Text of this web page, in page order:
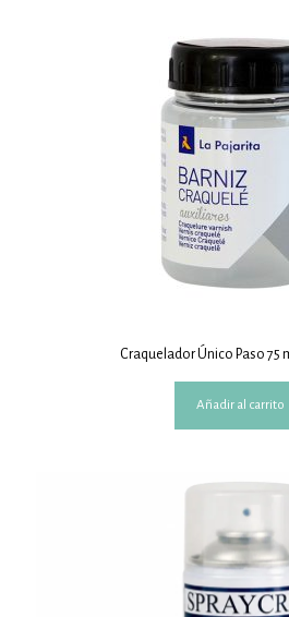
Craquelador Único Paso 75
Añadir al carrito